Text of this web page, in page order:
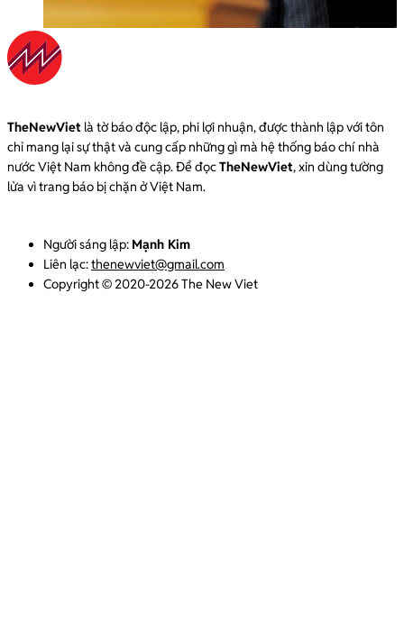
TheNewViet là tờ báo độc lập, phi lợi nhuận, được thành lập với tôn
chỉ mang lại sự thật và cung cấp những gì mà hệ thống báo chí nhà
nước Việt Nam không đề cập. Để đọcTheNewViet, xin dùng tường
lửa vì trang báo bị chặn ở Việt Nam.
Người sáng lập: Mạnh Kim
Liên lạc:thenewviet@gmail.com
Copyright © 2020-2026 The New Viet